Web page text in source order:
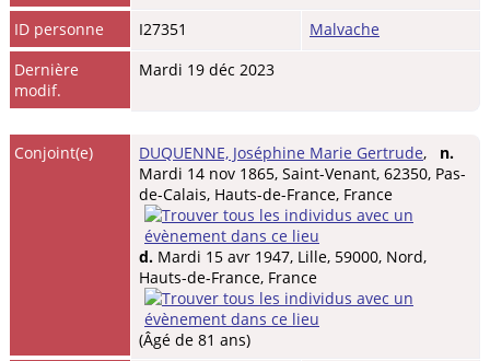
ID personne
I27351
Malvache
Dernière
modif.
Mardi 19 déc 2023
Conjoint(e) DUQUENNE, Joséphine Marie Gertrude, n.
Mardi 14 nov 1865, Saint-Venant, 62350, Pas-
de-Calais, Hauts-de-France, France
d. Mardi 15 avr 1947, Lille, 59000, Nord,
Hauts-de-France, France
(Âgé de 81 ans)